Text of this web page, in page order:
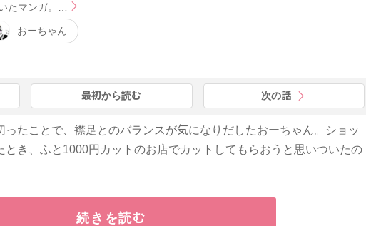
たマンガ。…
おーちゃん
最初から読む 次の話
ったことで、襟足とのバランスが気になりだしたおーちゃん。ショッ
とき、ふと1000円カットのお店でカットしてもらおうと思いついたの
続きを読む